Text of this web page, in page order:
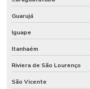
Guarujá
Iguape
Itanhaém
Riviera de São Lourenço
São Vicente